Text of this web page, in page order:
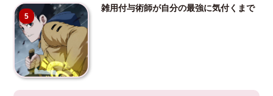
5
雑用付与術師が自分の最強に気付くまで